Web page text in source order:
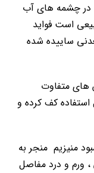
در چشمه های آب
است فواید
ساییده شده
های متفاوت
کف کرده و
منیزیم منجر به
ورم و درد مفاصل